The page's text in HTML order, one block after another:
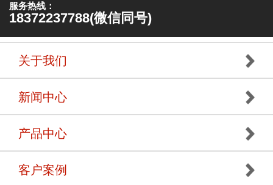
服务热线：
18372237788(微信同号)
关于我们
新闻中心
产品中心
客户案例